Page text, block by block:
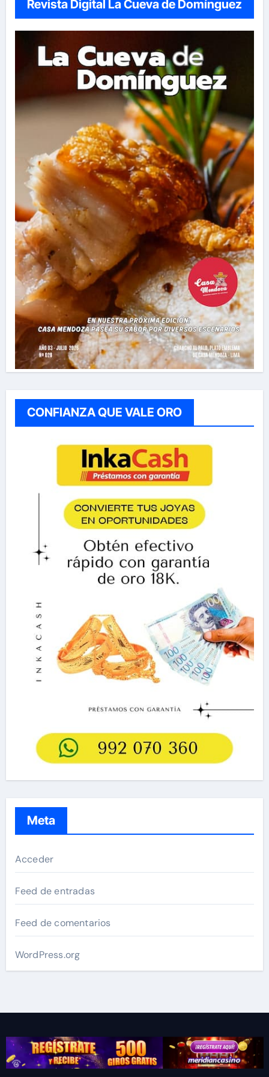
Revista Digital La Cueva de Domínguez
CONFIANZA QUE VALE ORO
Meta
Acceder
Feed de entradas
Feed de comentarios
WordPress.org